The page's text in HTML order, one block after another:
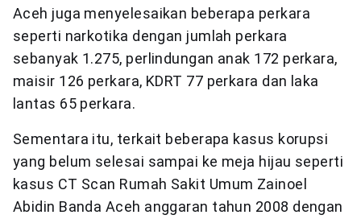
Aceh juga menyelesaikan beberapa perkara
seperti narkotika dengan jumlah perkara
sebanyak 1.275, perlindungan anak 172 perkara,
maisir 126 perkara, KDRT 77 perkara dan laka
lantas 65 perkara.
Sementara itu, terkait beberapa kasus korupsi
yang belum selesai sampai ke meja hijau seperti
kasus CT Scan Rumah Sakit Umum Zainoel
Abidin Banda Aceh anggaran tahun 2008 dengan